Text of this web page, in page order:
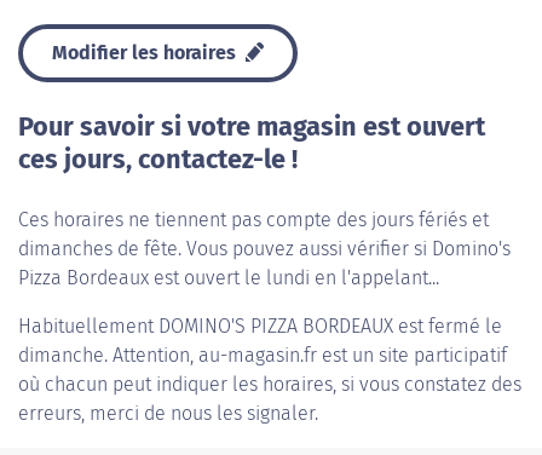
Modifier les horaires
Pour savoir si votre magasin est ouvert
ces jours, contactez-le !
Ces horaires ne tiennent pas compte des jours fériés et
dimanches de fête. Vous pouvez aussi vérifier si Domino's
Pizza Bordeaux est ouvert le lundi en l'appelant...
Habituellement DOMINO'S PIZZA BORDEAUX est fermé le
dimanche. Attention, au-magasin.fr est un site participatif
où chacun peut indiquer les horaires, si vous constatez des
erreurs, merci de nous les signaler.